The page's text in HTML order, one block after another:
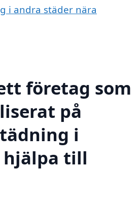
i andra städer nära
företag som
på
i
hjälpa till